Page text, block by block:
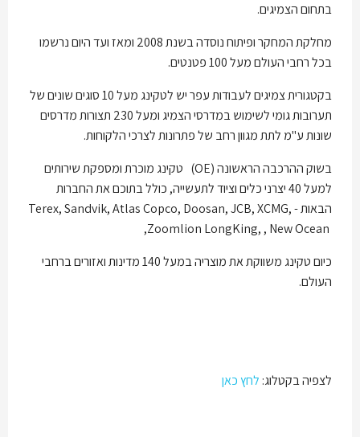
בתחום הצמיגים.
מחלקת המחקר ופיתוח נוסדה בשנת 2008 ומאז ועד היום נרשמו
בכל רחבי העולם מעל 100 פטנטים.
בקטגורית צמיגים לעבודות עפר יש לטקינג מעל 10 סוגים שונים של
תערובות גומי לשימוש במדרסי הצמיג ומעל 230 תצורות מדרסים
שונות ע"מ לתת מגוון רחב של פתרונות לצרכי הלקוחות.
בשוק ההרכבה הראשונה (OE
) טקינג מוכרת ומספקת שירותים
למעל 40 יצרני כלים וציוד לתעשייה, כולל בתוכם את החברות
הבאות -Terex, Sandvik, Atlas Copco, Doosan, JCB, XCMG,
Zoomlion LongKing, , New Ocean
,
כיום טקינג משווקת את מוצריה במעל 140 מדינות ואזורים ברחבי
העולם.
לצפיה בקטלוג: לחץ כאן